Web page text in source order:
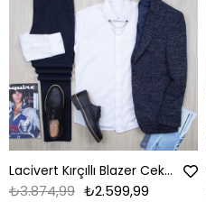
Lacivert Kırçıllı Blazer Ceket Gömlek Pantolon Ayakkabı Kombin
₺2.599,99
₺3.874,99